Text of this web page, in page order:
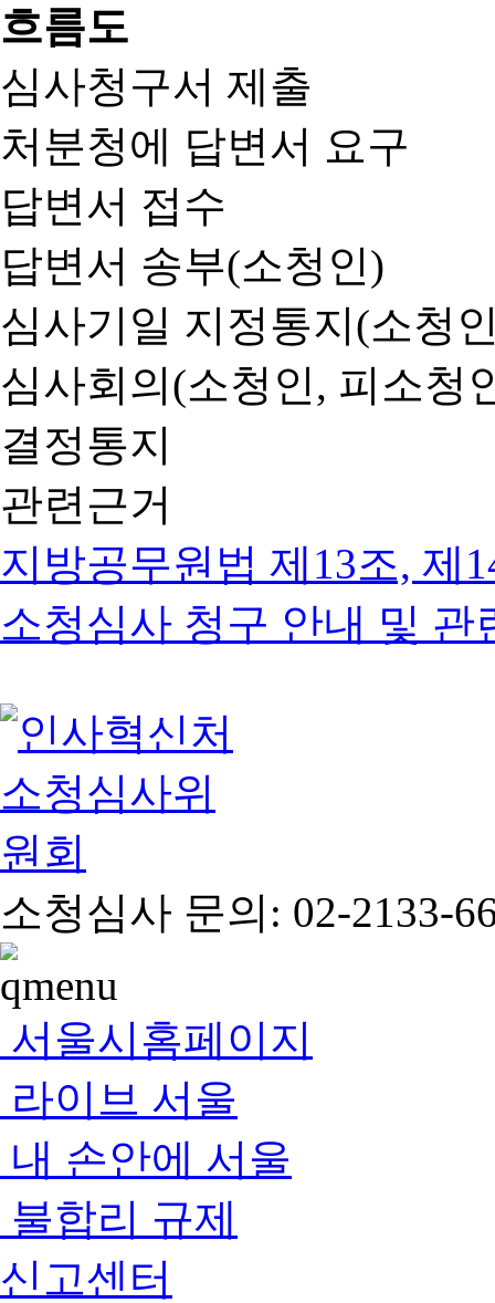
흐름도
심사청구서 제출
처분청에 답변서 요구
답변서 접수
답변서 송부(소청인)
심사기일 지정통지(소청
심사회의(소청인, 피소청
결정통지
관련근거
지방공무원법 제13조, 제
소청심사 청구 안내 및 관
소청심사 문의: 02-2133-
서울시홈페이지
라이브 서울
내 손안에 서울
불합리 규제
신고센터